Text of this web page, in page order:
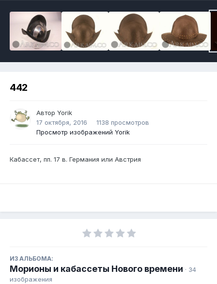
442
Автор Yorik
17 октября, 2016
1138 просмотров
Просмотр изображений Yorik
Кабассет, пп. 17 в. Германия или Австрия
ИЗ АЛЬБОМА:
Морионы и кабассеты Нового времени · 34
изображения